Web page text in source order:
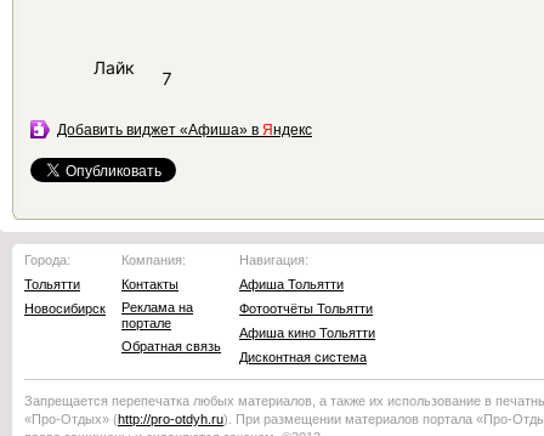
Лайк 7
Добавить виджет «Афиша» в Яндекс
Города:
Тольятти
Новосибирск
Компания:
Контакты
Реклама на
портале
Обратная связь
Навигация:
Афиша Тольятти
Фотоотчёты Тольятти
Афиша кино Тольятти
Дисконтная система
Запрещается перепечатка любых материалов, а также их использование в
«Про-Отдых» (http://pro-otdyh .ru). При размещении материалов портала «Про-